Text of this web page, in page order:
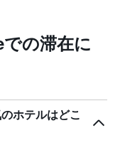
の滞在に
ホテルはどこ